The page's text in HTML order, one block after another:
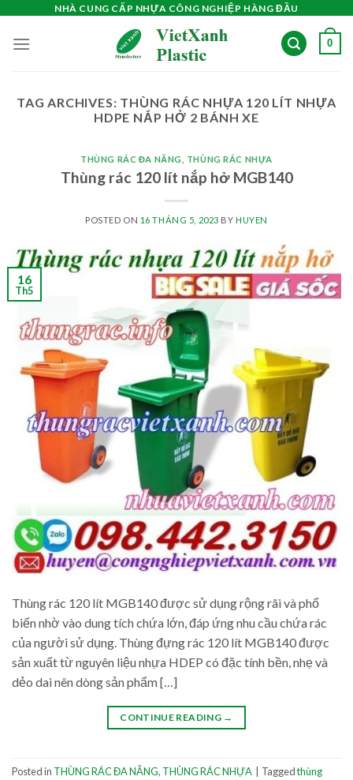
content
NHÀ CUNG CẤP NHỰA CÔNG NGHIỆP HÀNG ĐẦU
0
TAG ARCHIVES: THÙNG RÁC NHỰA 120 LÍT NHỰA
HDPE NẮP HỞ 2 BÁNH XE
THÙNG RÁC ĐA NĂNG THÙNG RÁC NHỰA
Thùng rác 120 lít nắp hở MGB140
POSTED ON 16 THÁNG 5, 2023 BY HUYEN
16
Th5
Thùng rác 120 lít MGB140 được sử dụng rộng rãi và phổ
biến nhờ vào dung tích chứa lớn, đáp ứng nhu cầu chứa rác
của người sử dụng. Thùng đựng rác 120 lít MGB140 được
sản xuất từ nguyên liệu nhựa HDEP có đặc tính bền, nhẹ và
dẻo dai nên dòng sản phẩm […]
CONTINUE READING →
Posted in THÙNG RÁC ĐA NĂNG, THÙNG RÁC NHỰA Taggedthùng